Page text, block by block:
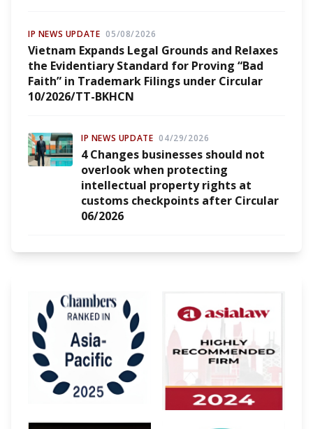
IP NEWS UPDATE 05/08/2026
Vietnam Expands Legal Grounds and Relaxes
the Evidentiary Standard for Proving “Bad
Faith” in Trademark Filings under Circular
10/2026/TT-BKHCN
IP NEWS UPDATE 04/29/2026
4 Changes businesses should not
overlook when protecting
intellectual property rights at
customs checkpoints after Circular
06/2026